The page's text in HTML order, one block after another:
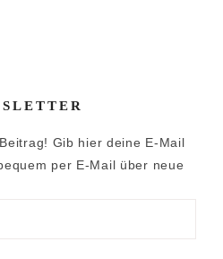
Gib hier deine E-Mail
per E-Mail über neue